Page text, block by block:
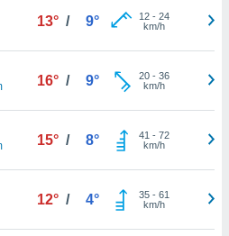
13° / 9° 12- 24
km/h
16° / 9° 20- 36
km/h
15° / 8° 41 - 72
km/h
12° / 4° 35- 61
km/h